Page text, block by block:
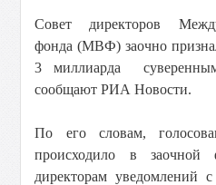
Совет директоров
фонда (МВФ) заочно
3 миллиарда
сообщают РИА Новости.
По его словам,
происходило в заочной
директорам уведомлений